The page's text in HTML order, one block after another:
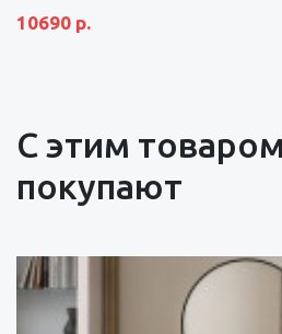
10690 р.
С этим
покупают